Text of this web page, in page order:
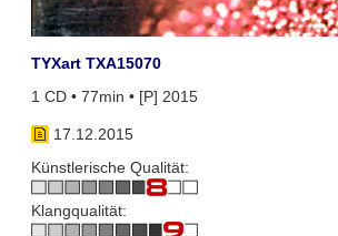
TYXart TXA15070
1 CD • 77min • [P] 2015
17.12.2015
Künstlerische Qualität:
Klangqualität: